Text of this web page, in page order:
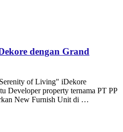
dengan Grand
of Living" iDekore
Developer property ternama PT PP
New Furnish Unit di …